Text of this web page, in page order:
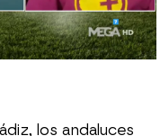
los andaluces